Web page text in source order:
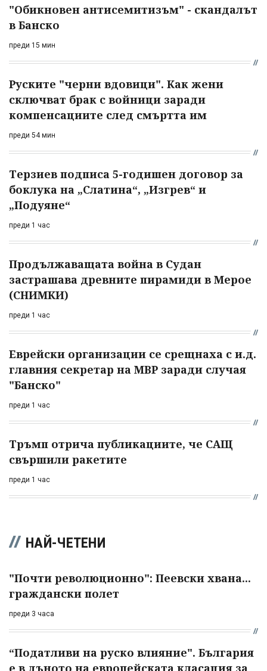
"Обикновен антисемитизъм" - скандалът
в Банско
преди 15 мин
Руските "черни вдовици". Как жени
сключват брак с войници заради
компенсациите след смъртта им
преди 54 мин
Терзиев подписа 5-годишен договор за
боклука на „Слатина“, „Изгрев“ и
„Подуяне“
преди 1 час
Продължаващата война в Судан
застрашава древните пирамиди в Мерое
(СНИМКИ)
преди 1 час
Еврейски организации се срещнаха с и.д.
главния секретар на МВР заради случая
"Банско"
преди 1 час
Тръмп отрича публикациите, че САЩ
свършили ракетите
преди 1 час
НАЙ-ЧЕТЕНИ
"Почти революционно": Пеевски хвана...
граждански полет
преди 3 часа
“Податливи на руско влияние". България